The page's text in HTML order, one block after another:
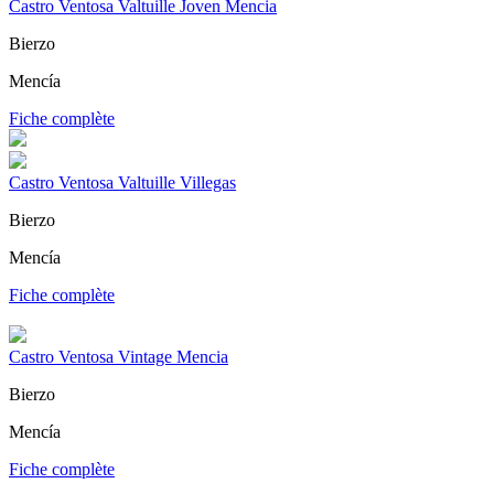
Castro Ventosa Valtuille Joven Mencia
Bierzo
Mencía
Fiche complète
Castro Ventosa Valtuille Villegas
Bierzo
Mencía
Fiche complète
Castro Ventosa Vintage Mencia
Bierzo
Mencía
Fiche complète